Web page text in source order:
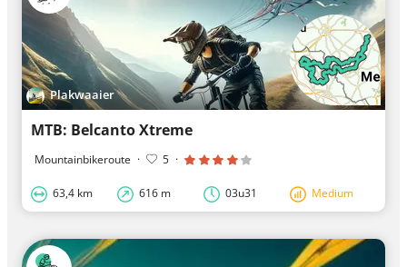
Plakwaaier
MTB: Belcanto Xtreme
Mountainbikeroute · 5 ·
63,4 km 616 m 03u31 Medium